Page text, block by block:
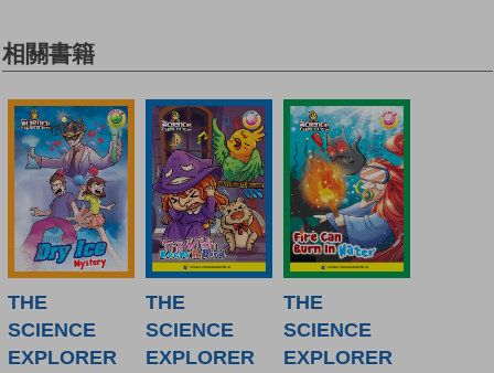
相關書籍
THE
SCIENCE
EXPLORER
THE
SCIENCE
EXPLORER
THE
SCIENCE
EXPLORER